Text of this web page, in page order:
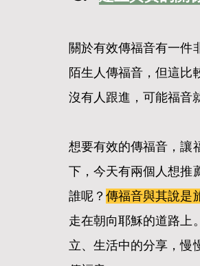
關於有效傳福音有一件
陌生人傳福音，但這比
沒有人跟進，可能福音
想要有效的傳福音，讓
下，今天有兩個人想推
誰呢？傳福音與其說是
走在朝向耶穌的道路上
立、生活中的分享，慢